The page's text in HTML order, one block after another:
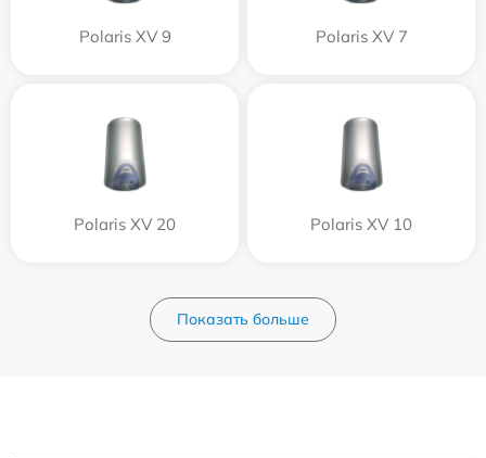
Polaris XV 9 Polaris XV 7
Polaris XV 20 Polaris XV 10
Показать больше